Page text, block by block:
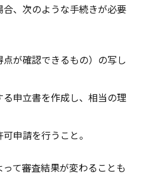
、次のような手続きが必要
が確認できるもの）の写し
申立書を作成し、相当の理
申請を行うこと。
て審査結果が変わることも